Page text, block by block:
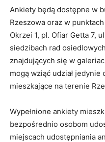
Ankiety będą dostępne w
Rzeszowa oraz w
Okrzei 1, pl. Ofiar Getta 7,
siedzibach rad
znajdujących się w
mogą wziąć udział jedynie
mieszkające na terenie
Wypełnione ankiety
bezpośrednio osobom
miejscach udostępniania